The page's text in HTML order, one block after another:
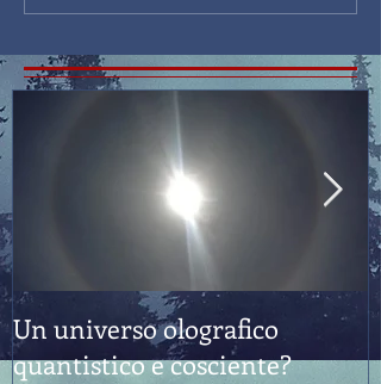
Un universo olografico
quantistico e cosciente?